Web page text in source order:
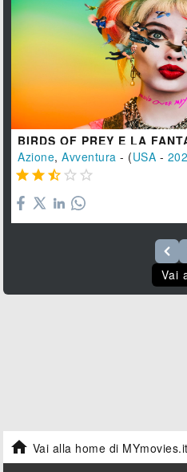
Azione,Avventura - (USA -
    
Vai
 Vai alla home di